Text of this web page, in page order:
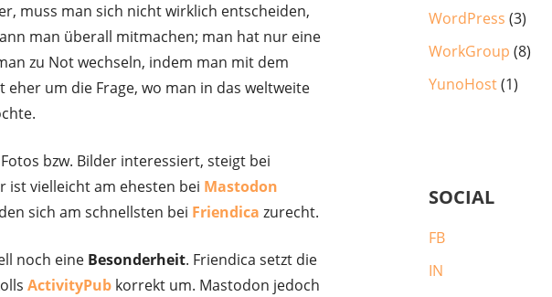
muss man sich nicht wirklich entscheiden,
man überall mitmachen; man hat nur eine
zu Not wechseln, indem man mit dem
eher um die Frage, wo man in das weltweite
bzw. Bilder interessiert, steigt bei
ist vielleicht am ehesten bei Mastodon
sich am schnellsten bei Friendica zurecht.
noch eine Besonderheit. Friendica setzt die
ActivityPub korrekt um. Mastodon jedoch
WordPress (3)
WorkGroup (8)
YunoHost(1)
SOCIAL
FB
IN